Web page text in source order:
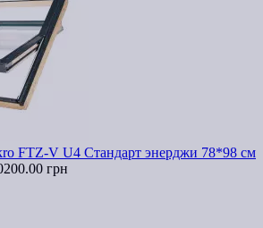
FTZ-V U4 Стандарт энерджи 78*98 см
грн